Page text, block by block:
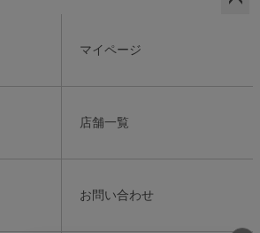
マイページ
店舗一覧
お問い合わせ